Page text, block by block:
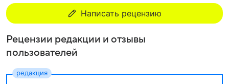
Написать рецензию
Рецензии редакции и отзывы
пользователей